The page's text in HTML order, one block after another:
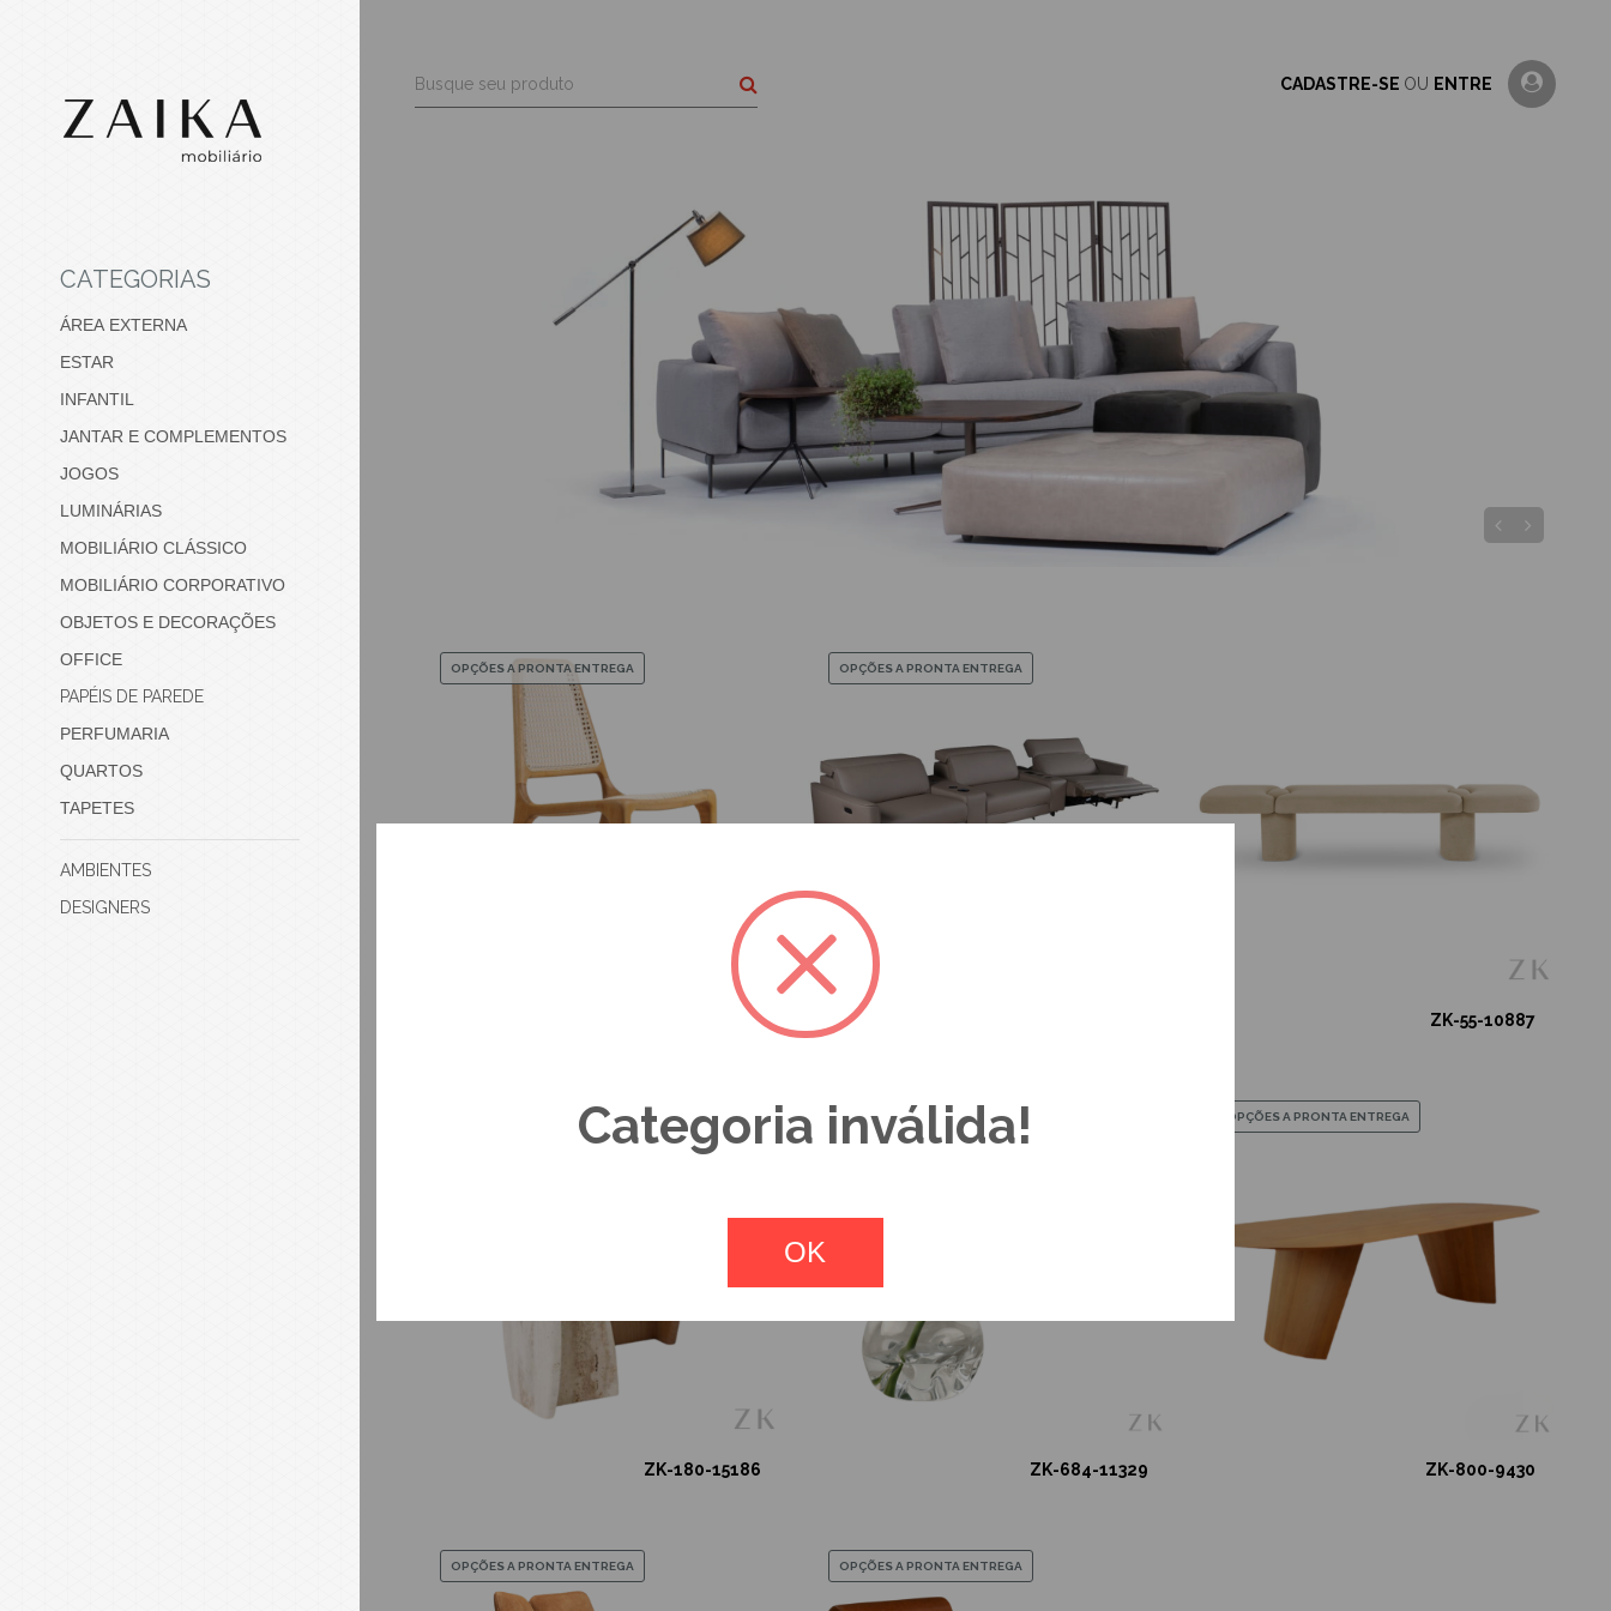
CATEGORIAS
ÁREA EXTERNA
ESTAR
INFANTIL
JANTAR E COMPLEMENTOS
JOGOS
LUMINÁRIAS
MOBILIÁRIO CLÁSSICO
MOBILIÁRIO CORPORATIVO
OBJETOS E DECORAÇÕES
OFFICE
PAPÉIS DE PAREDE
PERFUMARIA
QUARTOS
TAPETES
AMBIENTES
DESIGNERS
Buscar
CADASTRE-SE OU ENTRE
OPÇÕES A PRONTA ENTREGA
ZK-800-3797
OPÇÕES A PRONTA ENTREGA
ZK-55-10887
ZK-180-15186
OPÇÕES A PRONTA ENTREGA
ZK-684-11329
OPÇÕES A PRONTA ENTREGA
ZK-800-9430
OPÇÕES A PRONTA ENTREGA OPÇÕES A PRONTA ENTREGA
Categoria inválida!
OK